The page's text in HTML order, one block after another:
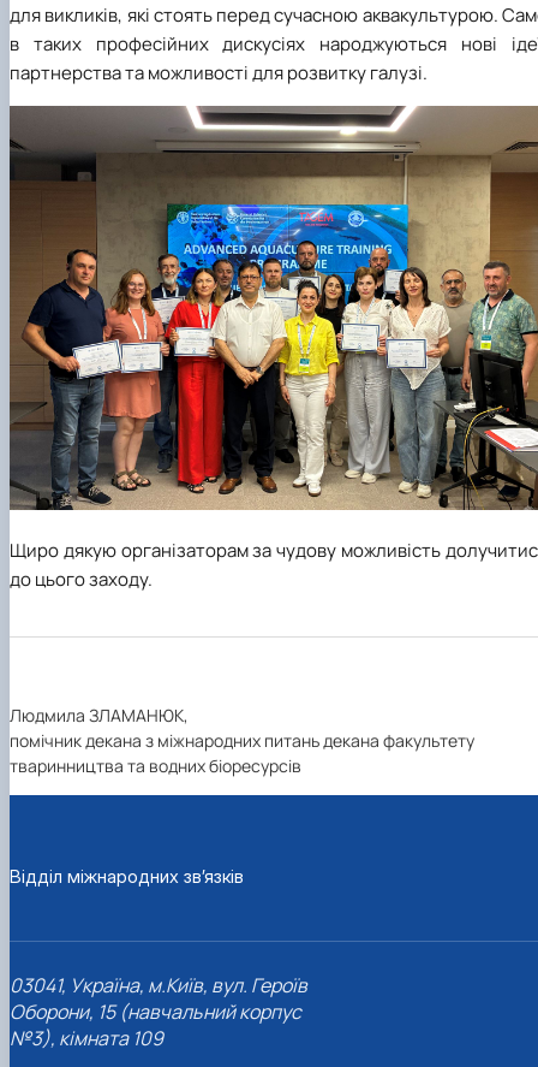
для викликів, які стоять перед сучасною аквакультурою.
в таких професійних дискусіях народжуються нові
партнерства та можливості для розвитку галузі.
Щиро дякую організаторам за чудову можливість
до цього заходу.
Людмила ЗЛАМАНЮК,
помічник декана з міжнародних питань декана факультету
тваринництва та водних біоресурсів
Відділ міжнародних зв’язків
03041, Україна, м.Київ, вул. Героїв
Оборони, 15 (навчальний корпус
№3), кімната 109